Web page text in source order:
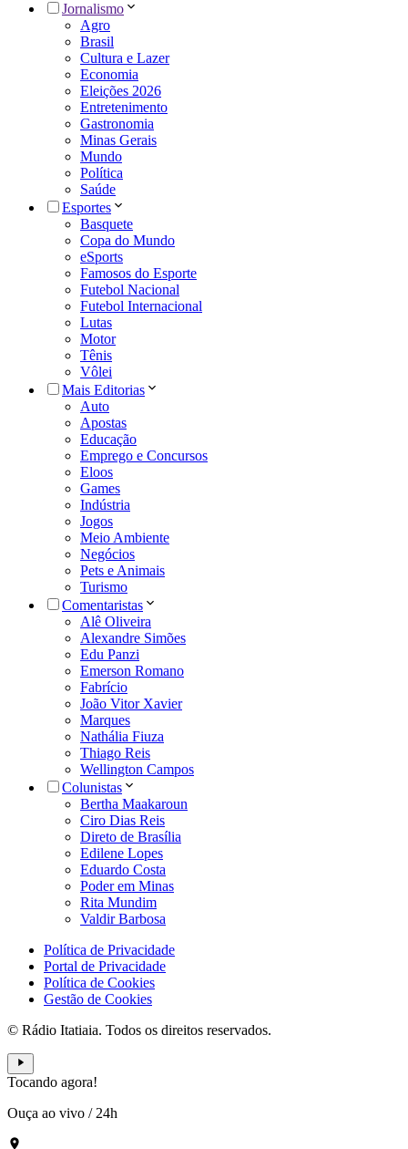
Jornalismo
Agro
Brasil
Cultura e Lazer
Economia
Eleições 2026
Entretenimento
Gastronomia
Minas Gerais
Mundo
Política
Saúde
Esportes
Basquete
Copa do Mundo
eSports
Famosos do Esporte
Futebol Nacional
Futebol Internacional
Lutas
Motor
Tênis
Vôlei
Mais Editorias
Auto
Apostas
Educação
Emprego e Concursos
Eloos
Games
Indústria
Jogos
Meio Ambiente
Negócios
Pets e Animais
Turismo
Comentaristas
Alê Oliveira
Alexandre Simões
Edu Panzi
Emerson Romano
Fabrício
João Vitor Xavier
Marques
Nathália Fiuza
Thiago Reis
Wellington Campos
Colunistas
Bertha Maakaroun
Ciro Dias Reis
Direto de Brasília
Edilene Lopes
Eduardo Costa
Poder em Minas
Rita Mundim
Valdir Barbosa
Política de Privacidade
Portal de Privacidade
Política de Cookies
Gestão de Cookies
© Rádio Itatiaia. Todos os direitos reservados.
Tocando agora!
Ouça ao vivo / 24h